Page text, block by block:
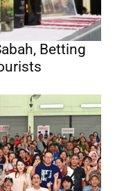
Betting